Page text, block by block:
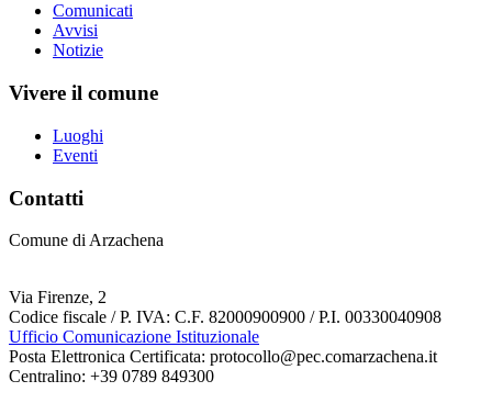
Comunicati
Avvisi
Notizie
Vivere il comune
Luoghi
Eventi
Contatti
Comune di Arzachena
Via Firenze, 2
Codice fiscale / P. IVA: C.F. 82000900900 / P.I. 00330040908
Ufficio Comunicazione Istituzionale
Posta Elettronica Certificata: protocollo@pec.comarzachena.it
Centralino: +39 0789 849300